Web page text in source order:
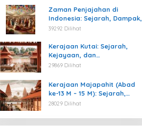
Zaman Penjajahan di
Indonesia: Sejarah, Dampak,
dan Perjuangan Menuju
39292 Dilihat
Kerajaan Kutai: Sejarah,
Kejayaan, dan
Peninggalannya (Abad ke-4
29869 Dilihat
Kerajaan Majapahit (Abad
ke-13 M – 15 M): Sejarah,
Kejayaan, dan
28029 Dilihat